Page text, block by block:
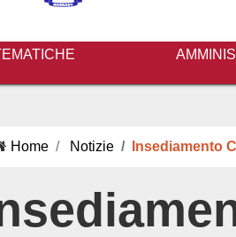
Home Notizie Insediamento